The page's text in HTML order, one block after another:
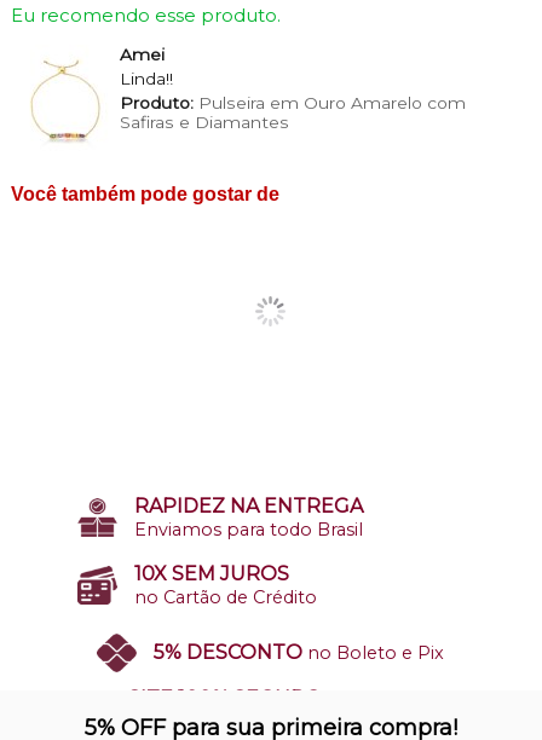
Eu recomendo esse produto.
Amei
Linda!!
Produto:Pulseira em Ouro Amarelo com
Safiras e Diamantes
Você também pode gostar de
RAPIDEZ NA ENTREGA
Enviamos para todo Brasil
10X SEM JUROS
no Cartão de Crédito
5% DESCONTO no Boleto e Pix
SITE 100% SEGURO
Nosso site opera em ambiente
5% OFF para sua primeira compra!